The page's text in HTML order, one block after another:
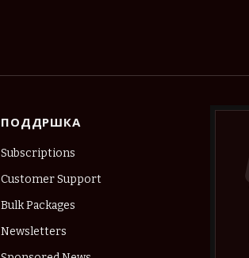
ПОДДРШКА
Subscriptions
Customer Support
Bulk Packages
Newsletters